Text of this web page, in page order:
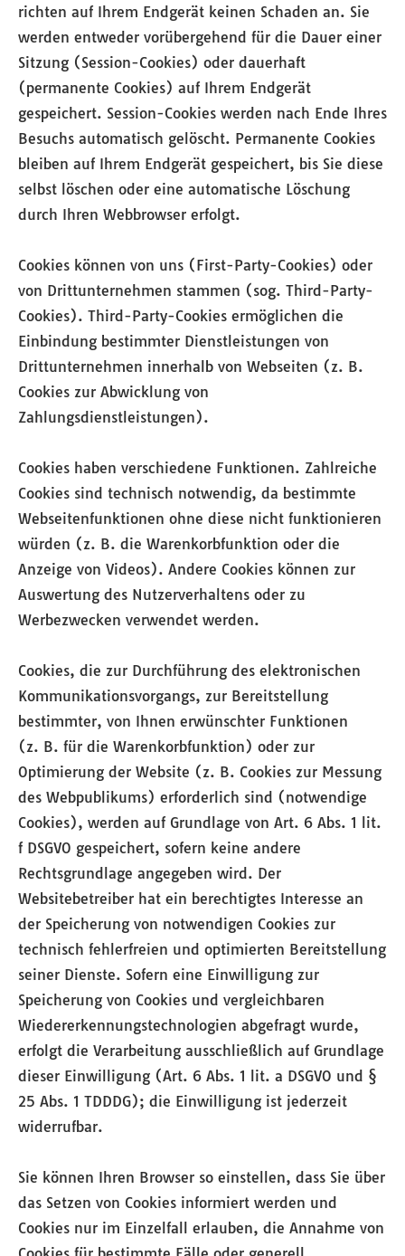
richten auf Ihrem Endgerät keinen Schaden an. Sie
werden entweder vorübergehend für die Dauer einer
Sitzung (Session-Cookies) oder dauerhaft
(permanente Cookies) auf Ihrem Endgerät
gespeichert. Session-Cookies werden nach Ende Ihres
Besuchs automatisch gelöscht. Permanente Cookies
bleiben auf Ihrem Endgerät gespeichert, bis Sie diese
selbst löschen oder eine automatische Löschung
durch Ihren Webbrowser erfolgt.
Cookies können von uns (First-Party-Cookies) oder
von Drittunternehmen stammen (sog. Third-Party-
Cookies). Third-Party-Cookies ermöglichen die
Einbindung bestimmter Dienstleistungen von
Drittunternehmen innerhalb von Webseiten (z. B.
Cookies zur Abwicklung von
Zahlungsdienstleistungen).
Cookies haben verschiedene Funktionen. Zahlreiche
Cookies sind technisch notwendig, da bestimmte
Webseitenfunktionen ohne diese nicht funktionieren
würden (z. B. die Warenkorbfunktion oder die
Anzeige von Videos). Andere Cookies können zur
Auswertung des Nutzerverhaltens oder zu
Werbezwecken verwendet werden.
Cookies, die zur Durchführung des elektronischen
Kommunikationsvorgangs, zur Bereitstellung
bestimmter, von Ihnen erwünschter Funktionen
(z. B. für die Warenkorbfunktion) oder zur
Optimierung der Website (z. B. Cookies zur Messung
des Webpublikums) erforderlich sind (notwendige
Cookies), werden auf Grundlage von Art. 6 Abs. 1 lit.
f DSGVO gespeichert, sofern keine andere
Rechtsgrundlage angegeben wird. Der
Websitebetreiber hat ein berechtigtes Interesse an
der Speicherung von notwendigen Cookies zur
technisch fehlerfreien und optimierten Bereitstellung
seiner Dienste. Sofern eine Einwilligung zur
Speicherung von Cookies und vergleichbaren
Wiedererkennungstechnologien abgefragt wurde,
erfolgt die Verarbeitung ausschließlich auf Grundlage
dieser Einwilligung (Art. 6 Abs. 1 lit. a DSGVO und §
25 Abs. 1 TDDDG); die Einwilligung ist jederzeit
widerrufbar.
Sie können Ihren Browser so einstellen, dass Sie über
das Setzen von Cookies informiert werden und
Cookies nur im Einzelfall erlauben, die Annahme von